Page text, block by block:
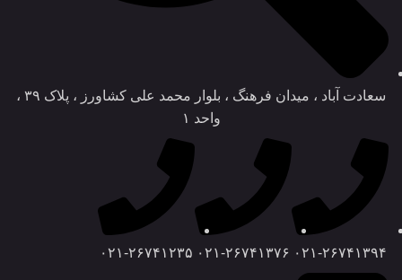
سعادت آباد ، میدان فرهنگ ، بلوار محمد علی کشاورز ، پلاک ۳۹ ،
واحد ۱
۰۲۱-۲۶۷۴۱۳۹۴ ۰۲۱-۲۶۷۴۱۳۷۶ ۰۲۱-۲۶۷۴۱۲۳۵